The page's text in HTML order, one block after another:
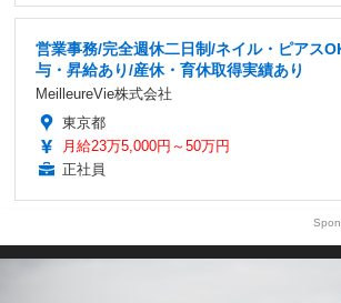
営業事務/完全週休二日制/ネイル・ピアス
与・昇給あり/産休・育休取得実績あり
MeilleureVie株式会社
東京都
月給23万5,000円～50万円
正社員